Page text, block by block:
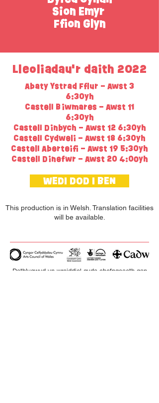
Sion Emyr
Ffion Glyn
Lleoliadau'r daith 2022
Abaty Ystrad Fflur – Awst 3
6:30yh
Castell Biwmares – Awst 11
6:30yh
Castell Dinbych – Awst 12 6:30yh
Castell Cydweli – Awst 18 6:30yh
Castell Aberteifi – Awst 19 5:30yh
Castell Dinefwr – Awst 20 4:00yh
WEDI DOD I BEN
This production is in Welsh. Translation facilities
will be available.
Datblygwyd yn wreiddiol gyda chefngoaeth gan